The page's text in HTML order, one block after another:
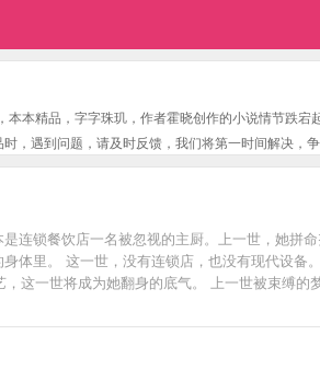
本本精品，字字珠玑，作者霍晓创作的小说情节跌宕
时，遇到问题，请及时反馈，我们将第一时间解决，
连锁餐饮店一名被忽视的主厨。上一世，她拼
体里。 这一世，没有连锁店，也没有现代设备
这一世将成为她翻身的底气。 上一世被束缚
真实的烟火中杀出一条血路。 油烟里的光、锅